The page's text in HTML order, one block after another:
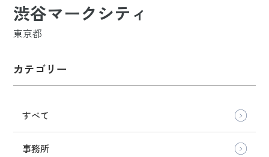
渋谷マークシティ
東京都
カテゴリー
すべて
事務所